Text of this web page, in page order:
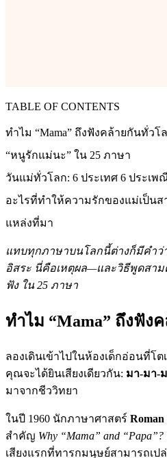
TABLE OF CONTENTS
ทำไม “Mama” ถึงฟังคล้ายกันทั่วโ
“หนูรักแม่นะ” ใน 25 ภาษา
วันแม่ทั่วโลก: 6 ประเทศ 6 ประเพ
อะไรที่ทำให้ความรักของแม่เป็นส
แหล่งที่มา
แทบทุกภาษาบนโลกนี้ต่างก็มีคำว่า
อิสระ นี่คือเหตุผล—และวิธีพูดสา
ฟัง ใน 25 ภาษา
ทำไม “Mama” ถึงฟัง
ลองเดินเข้าไปในห้องเด็กอ่อนที่โต
คุณจะได้ยินเสียงเดียวกัน: มา-มา-
มาจากชีววิทยา
ในปี 1960 นักภาษาศาสตร์ Roman
สำคัญ Why “Mama” and “Papa”?
เสียงแรกที่ทารกมนุษย์สามารถเป